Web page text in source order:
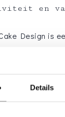
Details
en
Design is
hun verfijning en
details,